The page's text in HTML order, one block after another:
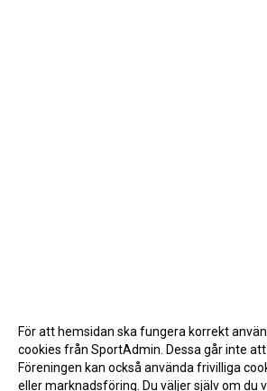
För att hemsidan ska fungera korrekt
cookies från SportAdmin. Dessa går inte att
Föreningen kan också använda frivilliga
eller marknadsföring. Du väljer själv om du